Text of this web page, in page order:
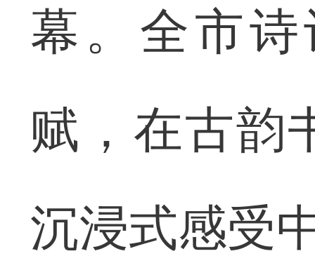
幕。全市
赋，在古韵
沉浸式感受